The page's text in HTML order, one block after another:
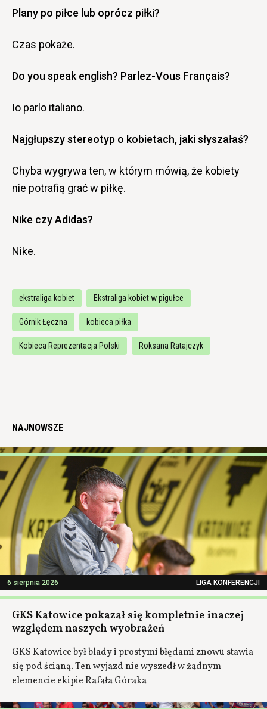
Plany po piłce lub oprócz piłki?
Czas pokaże.
Do you speak english? Parlez-Vous Français?
Io parlo italiano.
Najgłupszy stereotyp o kobietach, jaki słyszałaś?
Chyba wygrywa ten, w którym mówią, że kobiety
nie potrafią grać w piłkę.
Nike czy Adidas?
Nike.
ekstraliga kobiet Ekstraliga kobiet w pigułce
Górnik Łęczna kobieca piłka
Kobieca Reprezentacja Polski Roksana Ratajczyk
NAJNOWSZE
6 sierpnia 2026 LIGA KONFERENCJI
GKS Katowice pokazał się kompletnie inaczej
względem naszych wyobrażeń
GKS Katowice był blady i prostymi błędami znowu stawia
się pod ścianą. Ten wyjazd nie wyszedł w żadnym
elemencie ekipie Rafała Góraka